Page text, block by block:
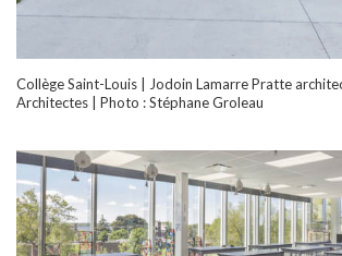
Collège Saint-Louis | Jodoin Lamarre Pratte
Architectes | Photo : Stéphane Groleau